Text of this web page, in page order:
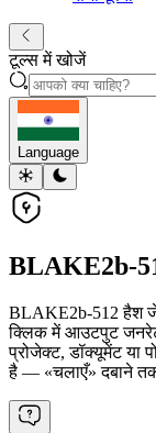
टूल्स में खोजें
Language
BLAKE2b-
BLAKE2b-512 हैश
क्लिक में आउटपुट जनरेट
प्रोजेक्ट, डॉक्यूमेंट या
है — «चलाएँ» दबाने